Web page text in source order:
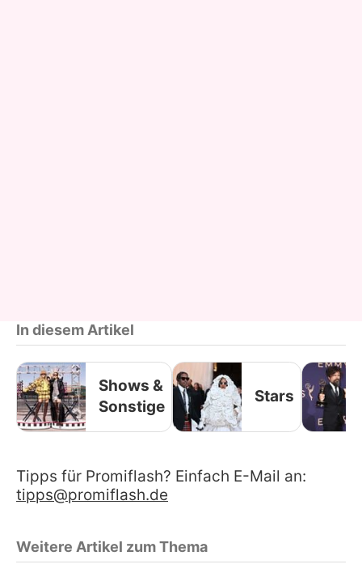
In diesem Artikel
Shows &
Sonstige
Stars
Tipps für Promiflash? Einfach E-Mail an:
tipps@promiflash.de
Weitere Artikel zum Thema